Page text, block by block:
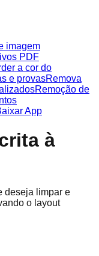
imagem
PDF
a cor do
e provasRemova
Remoção de
App
à
deseja limpar e
o layout